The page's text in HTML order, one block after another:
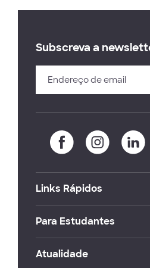
Subscreva a
Links Rápidos
Para Estudantes
Atualidade